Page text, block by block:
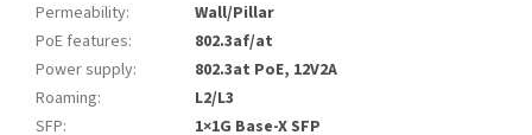
Permeability:
Wall/Pillar
PoE features:
802.3af/at
Power supply:
802.3at PoE, 12V2A
Roaming:
L2/L3
SFP: 1×1G Base-X SFP